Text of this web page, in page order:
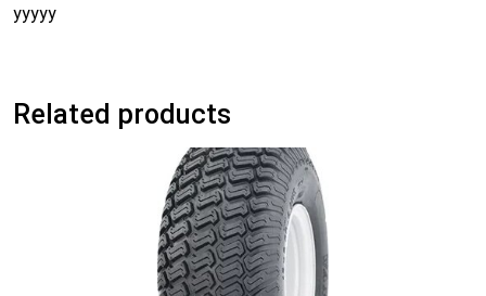
yyyyy
Related products